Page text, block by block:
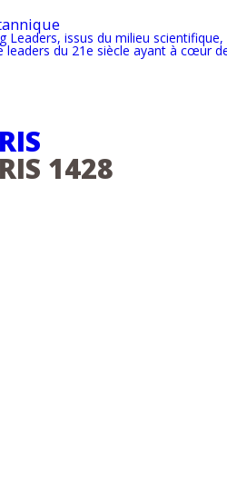
issus du milieu
du 21e siècle ayant à cœur
1428